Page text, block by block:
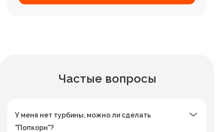
Частые вопросы
У меня нет турбины, можно ли сделать
"Попкорн"?